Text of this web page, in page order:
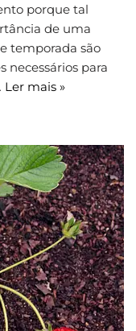
porque tal
de uma
temporada são
necessários para
Ler mais »